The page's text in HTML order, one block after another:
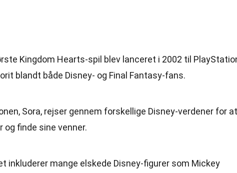
Kingdom Hearts-spil blev lanceret i 2002 til
blandt både Disney- og Final Fantasy-fans.
Sora, rejser gennem forskellige Disney-verdener for at
finde sine venner.
inkluderer mange elskede Disney-figurer som Mickey